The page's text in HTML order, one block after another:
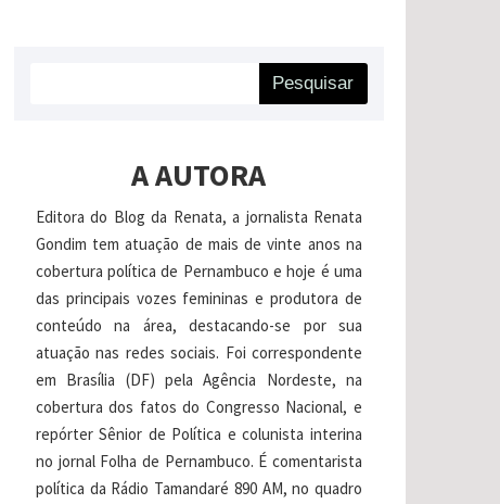
Pesquisar
A AUTORA
Editora do Blog da Renata, a jornalista Renata
Gondim tem atuação de mais de vinte anos na
cobertura política de Pernambuco e hoje é uma
das principais vozes femininas e produtora de
conteúdo na área, destacando-se por sua
atuação nas redes sociais. Foi correspondente
em Brasília (DF) pela Agência Nordeste, na
cobertura dos fatos do Congresso Nacional, e
repórter Sênior de Política e colunista interina
no jornal Folha de Pernambuco. É comentarista
política da Rádio Tamandaré 890 AM, no quadro